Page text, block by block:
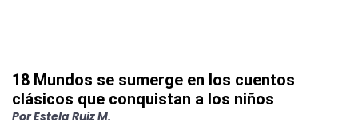
18 Mundos se sumerge en los cuentos
clásicos que conquistan a los niños
PorEstela Ruiz M.